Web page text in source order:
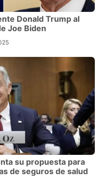
Donald Trump al
Joe Biden
su propuesta para
de seguros de salud